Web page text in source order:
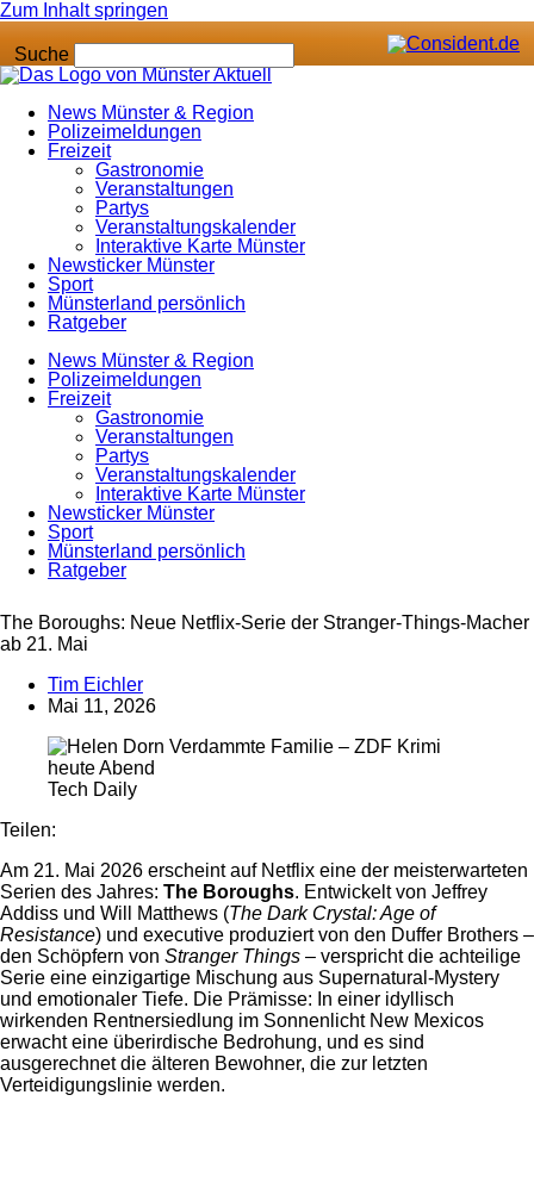
Zum Inhalt springen
Suche
News Münster & Region
Polizeimeldungen
Freizeit
Gastronomie
Veranstaltungen
Partys
Veranstaltungskalender
Interaktive Karte Münster
Newsticker Münster
Sport
Münsterland persönlich
Ratgeber
News Münster & Region
Polizeimeldungen
Freizeit
Gastronomie
Veranstaltungen
Partys
Veranstaltungskalender
Interaktive Karte Münster
Newsticker Münster
Sport
Münsterland persönlich
Ratgeber
Anzeige
The Boroughs: Neue Netflix-Serie der Stranger-Things-Macher
ab 21. Mai
Tim Eichler
Mai 11, 2026
Tech Daily
Teilen:
Am 21. Mai 2026 erscheint auf Netflix eine der meisterwarteten
Serien des Jahres: The Boroughs. Entwickelt von Jeffrey
Addiss und Will Matthews (The Dark Crystal: Age of
Resistance) und executive produziert von den Duffer Brothers –
den Schöpfern von Stranger Things – verspricht die achteilige
Serie eine einzigartige Mischung aus Supernatural-Mystery
und emotionaler Tiefe. Die Prämisse: In einer idyllisch
wirkenden Rentnersiedlung im Sonnenlicht New Mexicos
erwacht eine überirdische Bedrohung, und es sind
ausgerechnet die älteren Bewohner, die zur letzten
Verteidigungslinie werden.